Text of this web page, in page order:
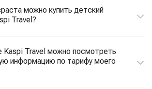
можно купить детский
Travel?
Kaspi Travel можно посмотреть
информацию по тарифу моего